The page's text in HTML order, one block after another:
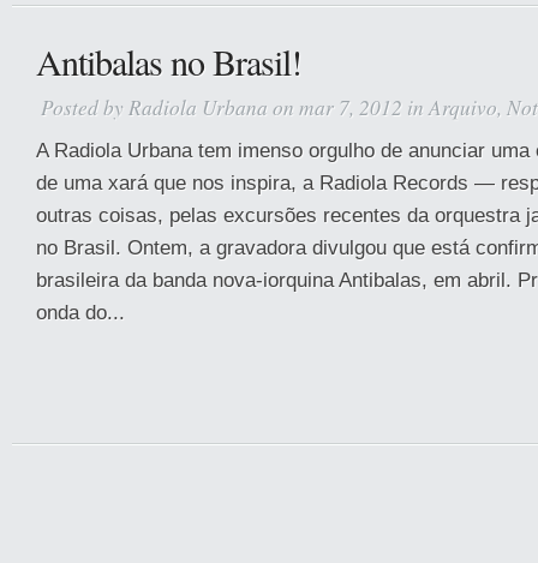
Antibalas no Brasil!
Posted by Radiola Urbana on mar 7, 2012 inArquivo,
A Radiola Urbana tem imenso orgulho de anunciar
de uma xará que nos inspira, a Radiola Records —
outras coisas, pelas excursões recentes da orquestra
no Brasil. Ontem, a gravadora divulgou que está
brasileira da banda nova-iorquina Antibalas, em abril.
onda do...